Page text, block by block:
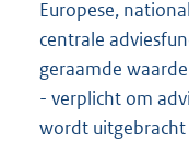
Europese,
centrale
geraamde
- verplicht om
wordt